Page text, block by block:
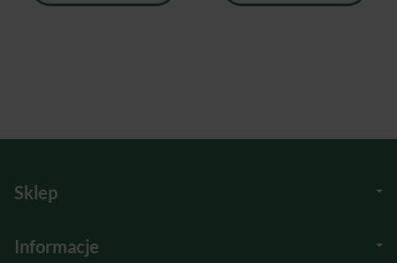
Sklep
Informacje